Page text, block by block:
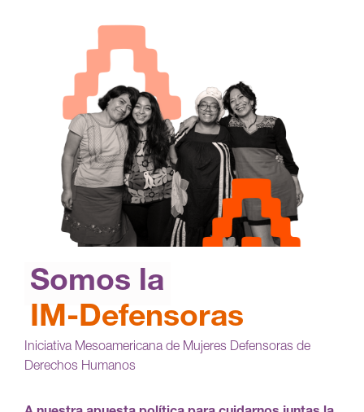
Somos la
IM-Defensoras
Iniciativa Mesoamericana de Mujeres Defensoras de
Derechos Humanos